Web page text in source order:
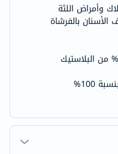
وأمراض اللثة
بالفرشاة
تحتوي الزجاجة الجديدة الآن على 50% من البلاستيك
100%